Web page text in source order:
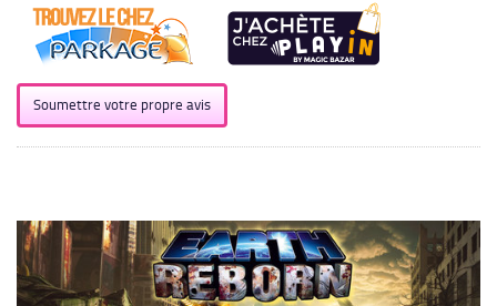
Soumettre votre propre avis